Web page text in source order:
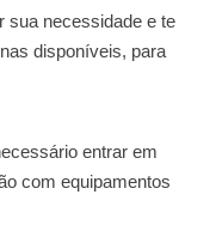
sua necessidade e te
disponíveis, para
entrar em
com equipamentos